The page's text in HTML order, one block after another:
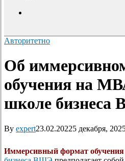
Авторитетно
Об
обучения на
школе
By expert23.02.20225 декабря,
Иммерсивный формат обучения